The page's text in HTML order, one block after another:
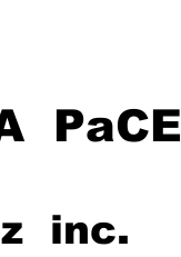
PaCE
inc.